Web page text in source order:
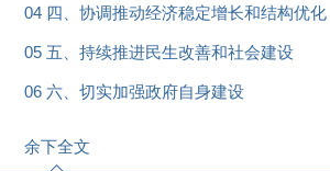
04 四、协调推动经济稳定增长和结构优化
05 五、持续推进民生改善和社会建设
06 六、切实加强政府自身建设
余下全文